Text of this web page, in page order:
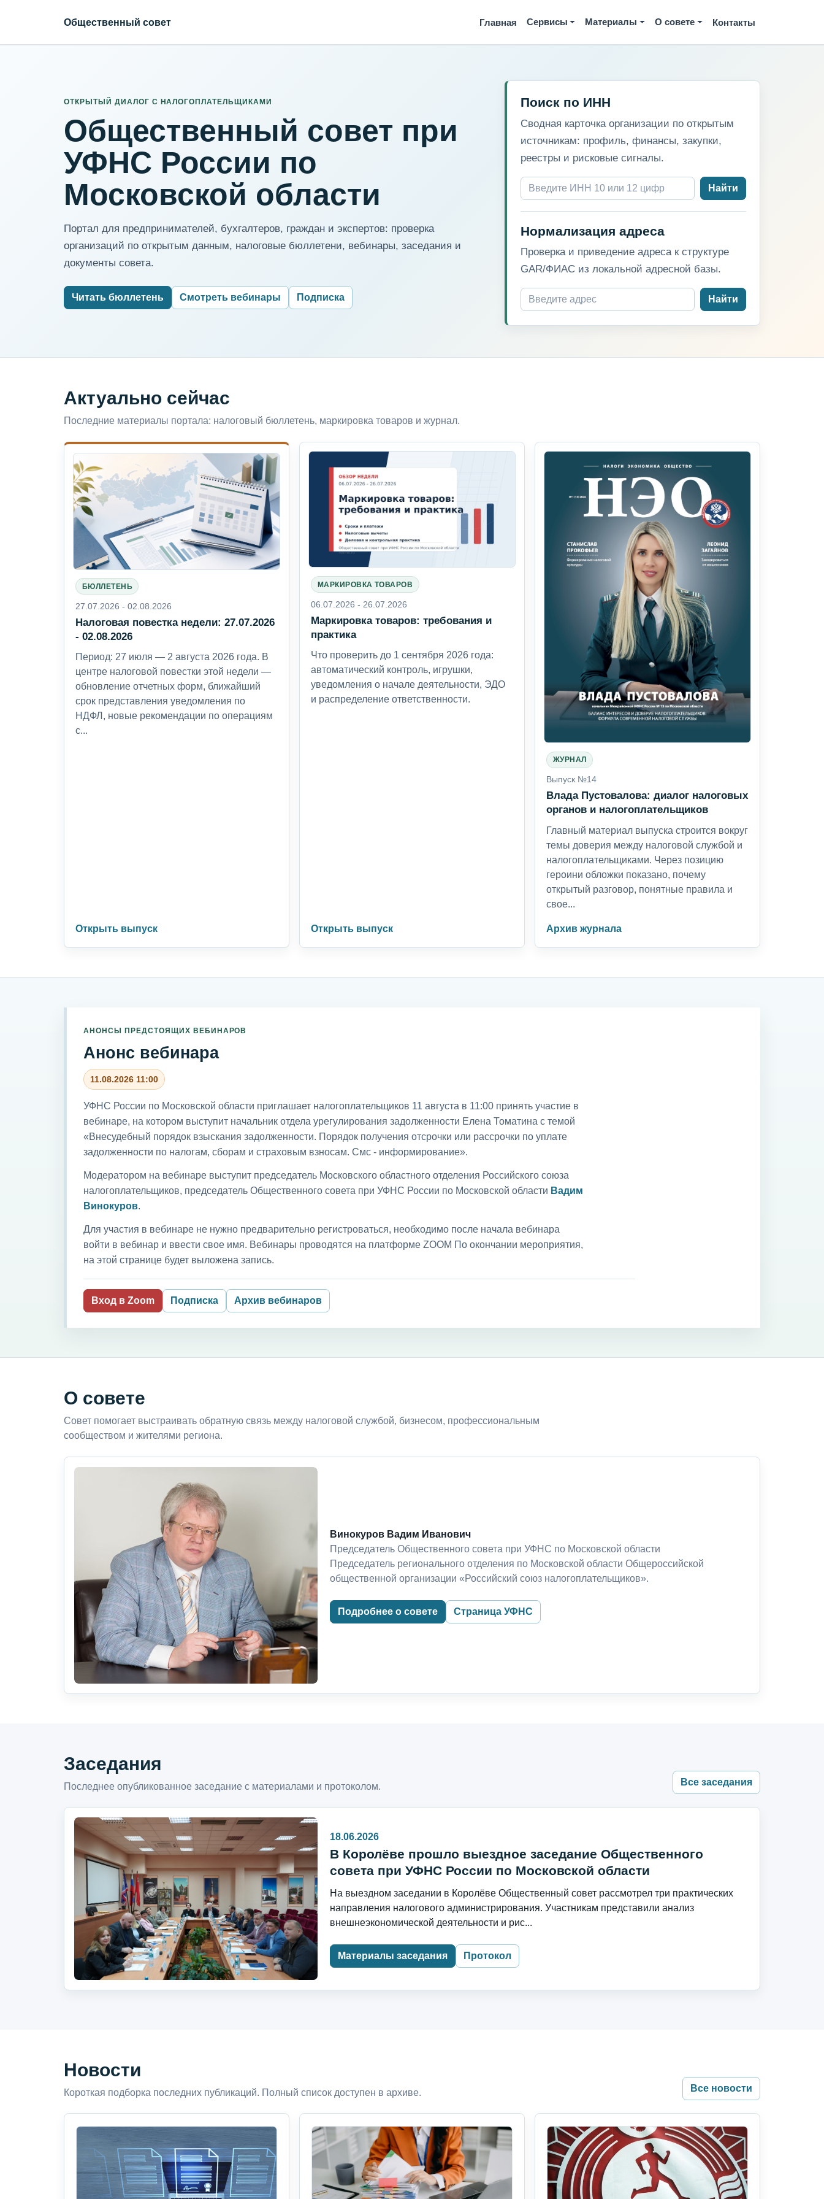
Общественный совет Главная Сервисы Материалы О совете Контакты
ОТКРЫТЫЙ ДИАЛОГ С НАЛОГОПЛАТЕЛЬЩИКАМИ
Общественный совет при
УФНС России по
Московской области
Портал для предпринимателей, бухгалтеров, граждан и экспертов: проверка
организаций по открытым данным, налоговые бюллетени, вебинары, заседания и
документы совета.
Читать бюллетень Смотреть вебинары Подписка
Поиск по ИНН
Сводная карточка организации по открытым
источникам: профиль, финансы, закупки,
реестры и рисковые сигналы.
Найти
Нормализация адреса
Проверка и приведение адреса к структуре
GAR/ФИАС из локальной адресной базы.
Найти
Актуально сейчас
Последние материалы портала: налоговый бюллетень, маркировка товаров и журнал.
БЮЛЛЕТЕНЬ
27.07.2026 - 02.08.2026
Налоговая повестка недели: 27.07.2026
- 02.08.2026
Период: 27 июля — 2 августа 2026 года. В
центре налоговой повестки этой недели —
обновление отчетных форм, ближайший
срок представления уведомления по
НДФЛ, новые рекомендации по операциям
с...
Открыть выпуск
МАРКИРОВКА ТОВАРОВ
06.07.2026 - 26.07.2026
Маркировка товаров: требования и
практика
Что проверить до 1 сентября 2026 года:
автоматический контроль, игрушки,
уведомления о начале деятельности, ЭДО
и распределение ответственности.
Открыть выпуск
ЖУРНАЛ
Выпуск №14
Влада Пустовалова: диалог налоговых
органов и налогоплательщиков
Главный материал выпуска строится вокруг
темы доверия между налоговой службой и
налогоплательщиками. Через позицию
героини обложки показано, почему
открытый разговор, понятные правила и
свое...
Архив журнала
АНОНСЫ ПРЕДСТОЯЩИХ ВЕБИНАРОВ
Анонс вебинара
11.08.2026 11:00
УФНС России по Московской области приглашает налогоплательщиков 11 августа в 11:00 принять участие в
вебинаре, на котором выступит начальник отдела урегулирования задолженности Елена Томатина с темой
«Внесудебный порядок взыскания задолженности. Порядок получения отсрочки или рассрочки по уплате
задолженности по налогам, сборам и страховым взносам. Смс - информирование».
Модератором на вебинаре выступит председатель Московского областного отделения Российского союза
налогоплательщиков, председатель Общественного совета при УФНС России по Московской области Вадим
Винокуров.
Для участия в вебинаре не нужно предварительно регистроваться, необходимо после начала вебинара
войти в вебинар и ввести свое имя. Вебинары проводятся на платформе ZOOM По окончании мероприятия,
на этой странице будет выложена запись.
Вход в Zoom Подписка Архив вебинаров
О совете
Совет помогает выстраивать обратную связь между налоговой службой, бизнесом, профессиональным
сообществом и жителями региона.
Винокуров Вадим Иванович
Председатель Общественного совета при УФНС по Московской области
Председатель регионального отделения по Московской области Общероссийской
общественной организации «Российский союз налогоплательщиков».
Подробнее о совете Страница УФНС
Заседания
Последнее опубликованное заседание с материалами и протоколом. Все заседания
18.06.2026
В Королёве прошло выездное заседание Общественного
совета при УФНС России по Московской области
На выездном заседании в Королёве Общественный совет рассмотрел три практических
направления налогового администрирования. Участникам представили анализ
внешнеэкономической деятельности и рис...
Материалы заседания Протокол
Новости
Короткая подборка последних публикаций. Полный список доступен в архиве. Все новости